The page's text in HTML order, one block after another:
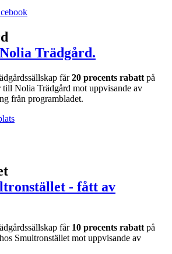
får20 procents rabatt på
till Nolia Trädgård mot uppvisande av
från programbladet.
får 10 procents rabatt på
Smultronstället mot uppvisande av